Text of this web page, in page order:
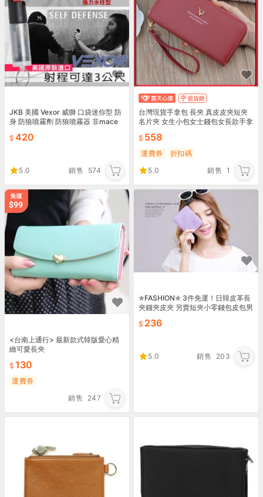
JKB 美國 Vexor 威獅 口袋迷你型 防
身 防狼噴霧劑 防狼噴霧器 非mace
420
5.0 銷售 574
台灣現貨手拿包 長夾 真皮皮夾短夾
名片夾 女生小包女士錢包女長款手拿
皮夾手機包 露天
558
運費券
折扣碼
5.0
銷售 1
<台南上通行> 最新款式韓版愛心精
緻可愛長夾
130
運費券
銷售
247
✯FASHION✯ 3件免運！日韓皮革長
夾錢夾皮夾 另賣短夾小零錢包皮包男
肩包書包56
236
5.0 銷售 203